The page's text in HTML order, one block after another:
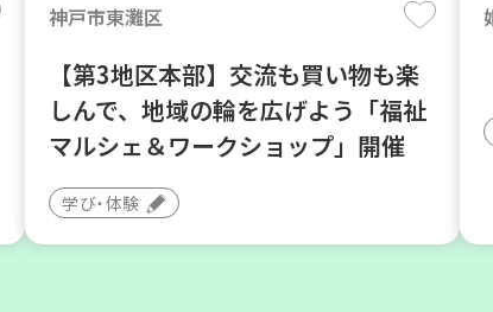
神戸市東灘区
神戸市東灘区
【第3地区本部】交流も買い物も楽
しんで、地域の輪を広げよう「福祉
マルシェ＆ワークショップ」開催
学び・体験